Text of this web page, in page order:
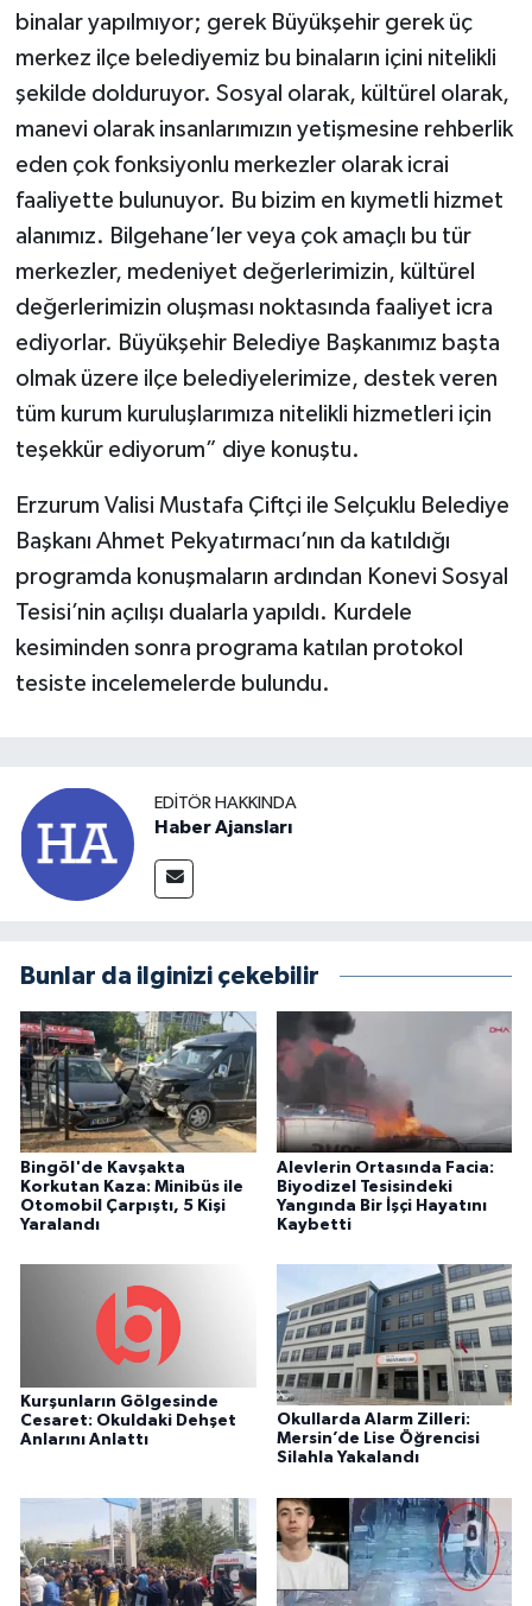
binalar yapılmıyor; gerek Büyükşehir gerek üç
merkez ilçe belediyemiz bu binaların içini nitelikli
şekilde dolduruyor. Sosyal olarak, kültürel olarak,
manevi olarak insanlarımızın yetişmesine rehberlik
eden çok fonksiyonlu merkezler olarak icrai
faaliyette bulunuyor. Bu bizim en kıymetli hizmet
alanımız. Bilgehane’ler veya çok amaçlı bu tür
merkezler, medeniyet değerlerimizin, kültürel
değerlerimizin oluşması noktasında faaliyet icra
ediyorlar. Büyükşehir Belediye Başkanımız başta
olmak üzere ilçe belediyelerimize, destek veren
tüm kurum kuruluşlarımıza nitelikli hizmetleri için
teşekkür ediyorum” diye konuştu.
Erzurum Valisi Mustafa Çiftçi ile Selçuklu Belediye
Başkanı Ahmet Pekyatırmacı’nın da katıldığı
programda konuşmaların ardından Konevi Sosyal
Tesisi’nin açılışı dualarla yapıldı. Kurdele
kesiminden sonra programa katılan protokol
tesiste incelemelerde bulundu.
EDITÖR HAKKINDA
Haber Ajansları
Bunlar da ilginizi çekebilir
Bingöl'de Kavşakta
Korkutan Kaza: Minibüs ile
Otomobil Çarpıştı, 5 Kişi
Yaralandı
Alevlerin Ortasında Facia:
Biyodizel Tesisindeki
Yangında Bir İşçi Hayatını
Kaybetti
Kurşunların Gölgesinde
Cesaret: Okuldaki Dehşet
Anlarını Anlattı
Okullarda Alarm Zilleri:
Mersin’de Lise Öğrencisi
Silahla Yakalandı